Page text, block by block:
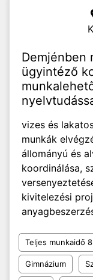
Demjénben
ügyintéző
vizes és
munkák
állományú és
koordinálása,
kivitelezési
Teljes munkaidő
Gimnázium